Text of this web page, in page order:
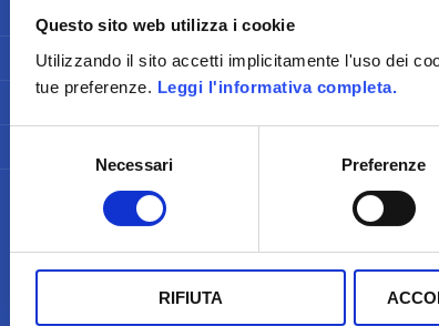
Questo sito web utilizza i cookie
Utilizzando il sito accetti implicitamente l'uso dei
tue preferenze. Leggi l'informativa completa.
Necessari Preferenze
RIFIUTA
Il
un
Tra